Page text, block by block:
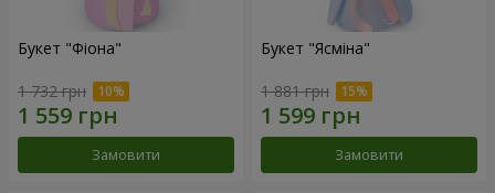
Букет "Фіона"
1 732 грн
Замовити
Букет "Ясміна"
1 881 грн
Замовити